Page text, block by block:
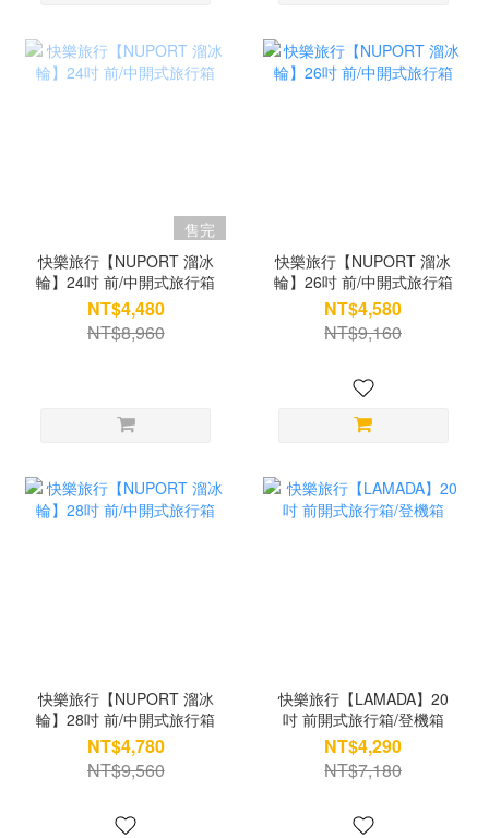
售完
快樂旅行【NUPORT 溜冰
輪】24吋 前/中開式旅行箱
NT$4,480
NT$8,960
快樂旅行【NUPORT 溜冰
輪】26吋 前/中開式旅行箱
NT$4,580
NT$9,160
快樂旅行【NUPORT 溜冰
輪】28吋 前/中開式旅行箱
NT$4,780
NT$9,560
快樂旅行【LAMADA】20
吋 前開式旅行箱/登機箱
NT$4,290
NT$7,180